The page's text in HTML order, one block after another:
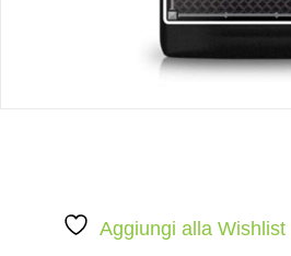
Aggiungi alla Wishlist